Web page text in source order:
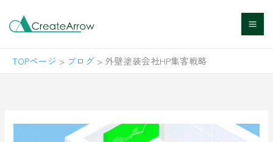
TOPページ > ブログ > 外壁塗装会社HP集客戦略